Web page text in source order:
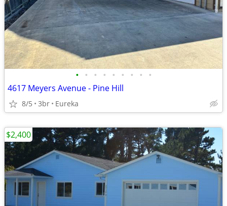
• • • • • • • • •
4617 Meyers Avenue - Pine Hill
8/5 3br Eureka
$2,400